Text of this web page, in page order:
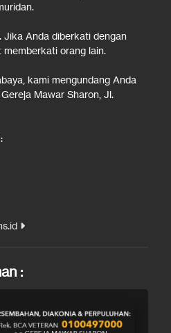
Jika Anda diberkati dengan
memberkati orang lain.
kami mengundang Anda
Mawar Sharon, Jl.
: